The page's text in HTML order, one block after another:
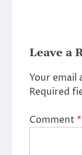
Leave a
Your email
Required
Comment*